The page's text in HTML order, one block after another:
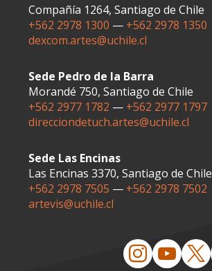
Compañía 1264, Santiago de Chile
+562 2978 1300 — +562 2978 1350
dexcom.artes@uchile.cl
Sede Pedro de la Barra
Morandé 750, Santiago de Chile
+562 2977 1782 — +562 2977 1797
direcciondetuch.artes@uchile.cl
Sede Las Encinas
Las Encinas 3370, Santiago de Chile
+562 2978 7505 — +562 2978 7502
artevis@uchile.cl